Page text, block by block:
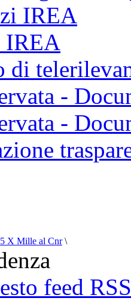
IREA
IREA
di
-
-
5 X Mille al Cnr \
feed RSS